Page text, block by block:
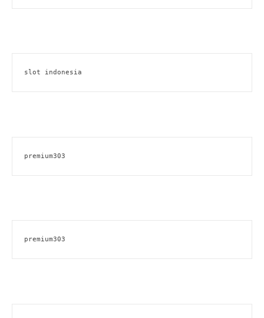
slot indonesia
premium303
premium303